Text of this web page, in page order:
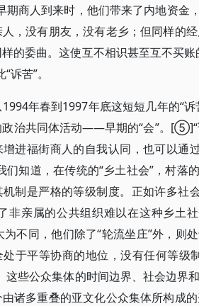
期商人到来时，他们带来了内地资金
，没有朋友，没有老乡；但同样的
的委曲。这使互不相识甚至互不买
诉苦”。
年春到1997年底这短短几年的“
治共同体活动——早期的“会”。[⑤]“
增进福街商人的自我认同，也可以通
们知道，在传统的“乡土社会”，村落
制是严格的等级制度。正如许多社
非亲属的公共组织难以在这种乡土
为不同，他们除了“轮流坐庄”外，则
处于平等协商的地位，没有任何等级
这些公众集体的时间边界、社会边界
诸多重叠的亚文化公众集体所构成